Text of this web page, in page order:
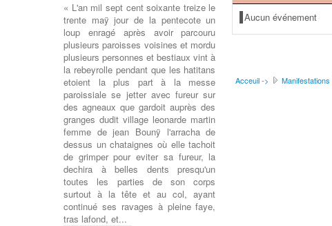
« L'an mil sept cent soixante treize le
trente maÿ jour de la pentecote un
loup enragé après avoir parcouru
plusieurs paroisses voisines et mordu
plusieurs personnes et bestiaux vint à
la rebeyrolle pendant que les hatitans
etoient la plus part à la messe
paroissiale se jetter avec fureur sur
des agneaux que gardoit auprès des
granges dudit village leonarde martin
femme de jean Bounÿ l'arracha de
dessus un chataignes où elle tachoit
de grimper pour eviter sa fureur, la
dechira à belles dents presqu'un
toutes les parties de son corps
surtout à la tête et au col, ayant
continué ses ravages à pleine faye,
tras lafond, et...
Aucun événement
Acceuil -> Manifestations